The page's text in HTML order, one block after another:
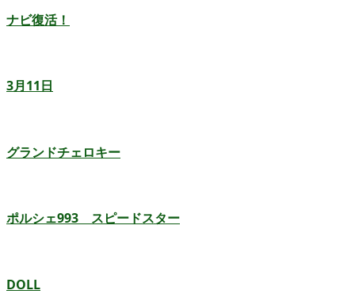
ナビ復活！
3月11日
グランドチェロキー
ポルシェ993 スピードスター
DOLL